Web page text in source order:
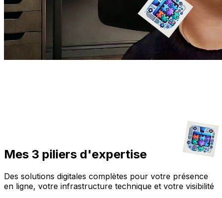
Mes 3 piliers d'expertise
Des solutions digitales complètes pour votre présence
en ligne, votre infrastructure technique et votre visibilité